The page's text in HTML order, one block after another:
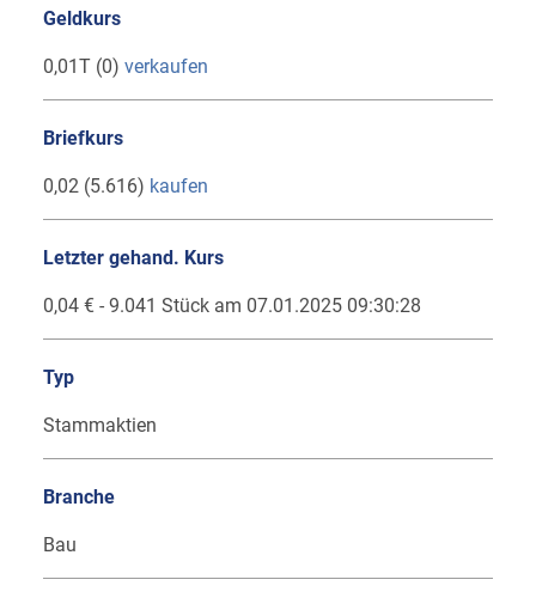
Geldkurs
0,01T (0) verkaufen
Briefkurs
0,02 (5.616) kaufen
Letzter gehand. Kurs
0,04 € - 9.041 Stück am 07.01.2025 09:30:28
Typ
Stammaktien
Branche
Bau